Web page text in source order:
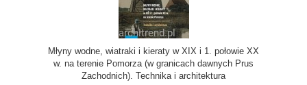
Młyny wodne, wiatraki i kieraty w XIX i 1. połowie XX
w. na terenie Pomorza (w granicach dawnych Prus
Zachodnich). Technika i architektura